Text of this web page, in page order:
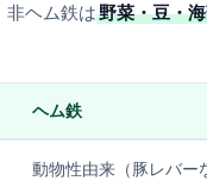
非ヘム鉄は野菜・豆・
ヘム鉄
動物性由来（豚レバー